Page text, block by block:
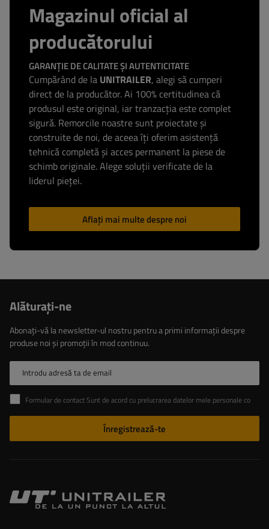
Magazinul oficial al
producătorului
GARANȚIE DE CALITATE ȘI AUTENTICITATE
Cumpărând de la UNITRAILER, alegi să cumperi
direct de la producător. Ai 100% certitudinea că
produsul este original, iar tranzacția este complet
sigură. Remorcile noastre sunt proiectate și
construite de noi, de aceea îți oferim asistență
tehnică completă și acces permanent la piese de
schimb originale. Alege soluții verificate de la
liderul pieței.
Aflați mai multe despre noi
Alăturaţi-ne
Abonați-vă la newsletter-ul nostru pentru a primi informații despre
produse noi și promoții în mod continuu.
Introdu adresă ta de email
Formular de contact Sunt de acord cu prelucrarea datelor mele personale conținute în formularul de contact în conformitate cu Regulamentul Parlamentului European și al Consiliului (UE)
Înregistrează-te